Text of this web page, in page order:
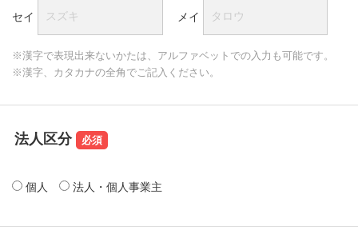
セイ メイ
※漢字で表現出来ないかたは、アルファベットでの入力も可能です。
※漢字、カタカナの全角でご記入ください。
法人区分
個人 法人・個人事業主